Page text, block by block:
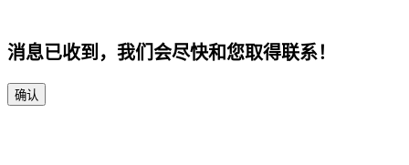
消息已收到，我们会尽快和您取得联系！
确认